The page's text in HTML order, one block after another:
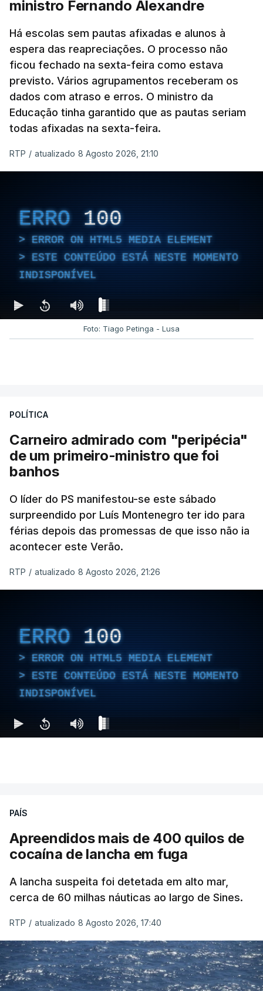
ministro Fernando Alexandre
Há escolas sem pautas afixadas e alunos à
espera das reapreciações. O processo não
ficou fechado na sexta-feira como estava
previsto. Vários agrupamentos receberam os
dados com atraso e erros. O ministro da
Educação tinha garantido que as pautas seriam
todas afixadas na sexta-feira.
RTP / atualizado 8 Agosto 2026, 21:10
ERRO 100
ERROR ON HTML5 MEDIA ELEMENT
ESTE CONTEÚDO ESTÁ NESTE MOMENTO
INDISPONÍVEL
Foto: Tiago Petinga - Lusa
POLÍTICA
Carneiro admirado com "peripécia"
de um primeiro-ministro que foi
banhos
O líder do PS manifestou-se este sábado
surpreendido por Luís Montenegro ter ido para
férias depois das promessas de que isso não ia
acontecer este Verão.
RTP / atualizado 8 Agosto 2026, 21:26
ERRO 100
ERROR ON HTML5 MEDIA ELEMENT
ESTE CONTEÚDO ESTÁ NESTE MOMENTO
INDISPONÍVEL
PAÍS
Apreendidos mais de 400 quilos de
cocaína de lancha em fuga
A lancha suspeita foi detetada em alto mar,
cerca de 60 milhas náuticas ao largo de Sines.
RTP / atualizado 8 Agosto 2026, 17:40